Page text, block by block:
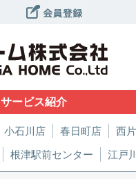
サービス紹介
小石川店 春日町店
西
根津駅前センター 江戸